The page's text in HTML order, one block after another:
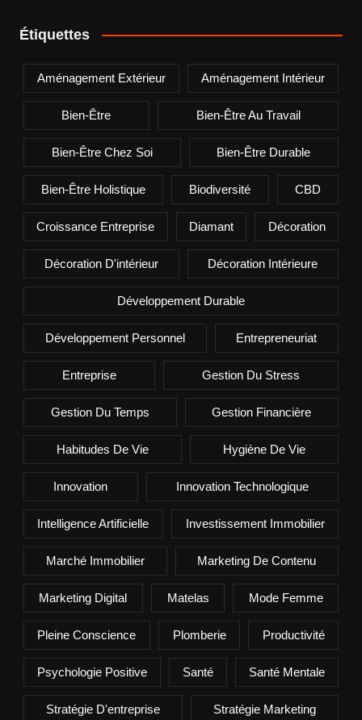
Étiquettes
Aménagement Extérieur Aménagement Intérieur
Bien-Être Bien-Être Au Travail
Bien-Être Chez Soi Bien-Être Durable
Bien-Être Holistique Biodiversité CBD
Croissance Entreprise Diamant Décoration
Décoration D'intérieur Décoration Intérieure
Développement Durable
Développement Personnel Entrepreneuriat
Entreprise Gestion Du Stress
Gestion Du Temps Gestion Financière
Habitudes De Vie Hygiène De Vie
Innovation Innovation Technologique
Intelligence Artificielle Investissement Immobilier
Marché Immobilier Marketing De Contenu
Marketing Digital Matelas Mode Femme
Pleine Conscience Plomberie Productivité
Psychologie Positive Santé Santé Mentale
Stratégie D'entreprise Stratégie Marketing